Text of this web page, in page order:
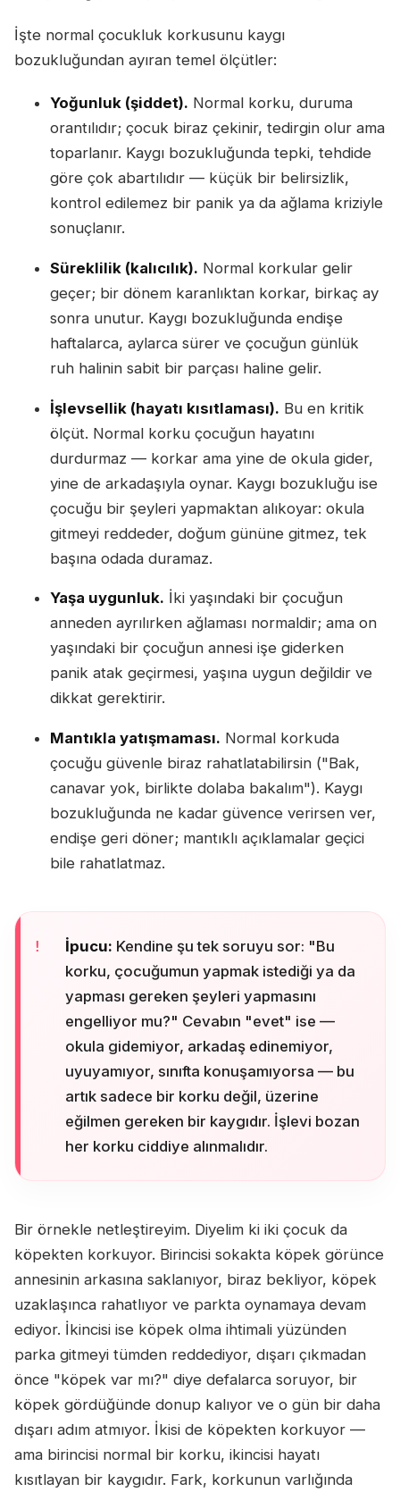
İşte normal çocukluk korkusunu kaygı
bozukluğundan ayıran temel ölçütler:
Yoğunluk (şiddet). Normal korku, duruma
orantılıdır; çocuk biraz çekinir, tedirgin olur ama
toparlanır. Kaygı bozukluğunda tepki, tehdide
göre çok abartılıdır — küçük bir belirsizlik,
kontrol edilemez bir panik ya da ağlama kriziyle
sonuçlanır.
Süreklilik (kalıcılık). Normal korkular gelir
geçer; bir dönem karanlıktan korkar, birkaç ay
sonra unutur. Kaygı bozukluğunda endişe
haftalarca, aylarca sürer ve çocuğun günlük
ruh halinin sabit bir parçası haline gelir.
İşlevsellik (hayatı kısıtlaması). Bu en kritik
ölçüt. Normal korku çocuğun hayatını
durdurmaz — korkar ama yine de okula gider,
yine de arkadaşıyla oynar. Kaygı bozukluğu ise
çocuğu bir şeyleri yapmaktan alıkoyar: okula
gitmeyi reddeder, doğum gününe gitmez, tek
başına odada duramaz.
Yaşa uygunluk. İki yaşındaki bir çocuğun
anneden ayrılırken ağlaması normaldir; ama on
yaşındaki bir çocuğun annesi işe giderken
panik atak geçirmesi, yaşına uygun değildir ve
dikkat gerektirir.
Mantıkla yatışmaması. Normal korkuda
çocuğu güvenle biraz rahatlatabilirsin ("Bak,
canavar yok, birlikte dolaba bakalım"). Kaygı
bozukluğunda ne kadar güvence verirsen ver,
endişe geri döner; mantıklı açıklamalar geçici
bile rahatlatmaz.
İpucu: Kendine şu tek soruyu sor: "Bu
korku, çocuğumun yapmak istediği ya da
yapması gereken şeyleri yapmasını
engelliyor mu?" Cevabın "evet" ise —
okula gidemiyor, arkadaş edinemiyor,
uyuyamıyor, sınıfta konuşamıyorsa — bu
artık sadece bir korku değil, üzerine
eğilmen gereken bir kaygıdır. İşlevi bozan
her korku ciddiye alınmalıdır.
Bir örnekle netleştireyim. Diyelim ki iki çocuk da
köpekten korkuyor. Birincisi sokakta köpek görünce
annesinin arkasına saklanıyor, biraz bekliyor, köpek
uzaklaşınca rahatlıyor ve parkta oynamaya devam
ediyor. İkincisi ise köpek olma ihtimali yüzünden
parka gitmeyi tümden reddediyor, dışarı çıkmadan
önce "köpek var mı?" diye defalarca soruyor, bir
köpek gördüğünde donup kalıyor ve o gün bir daha
dışarı adım atmıyor. İkisi de köpekten korkuyor —
ama birincisi normal bir korku, ikincisi hayatı
kısıtlayan bir kaygıdır. Fark, korkunun varlığında